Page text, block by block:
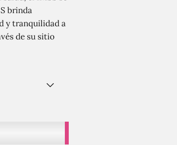
brinda
y tranquilidad a
de su sitio